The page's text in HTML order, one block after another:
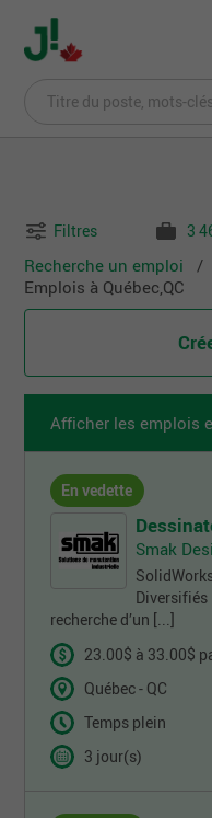
Filtres 3
Recherche un emploi
Emplois à Québec,QC
Afficher les emplois
En vedette
Smak
Diversifiés
recherche d’un [...]
23.00$ à 33.00$
Québec - QC
Temps plein
3 jour(s)